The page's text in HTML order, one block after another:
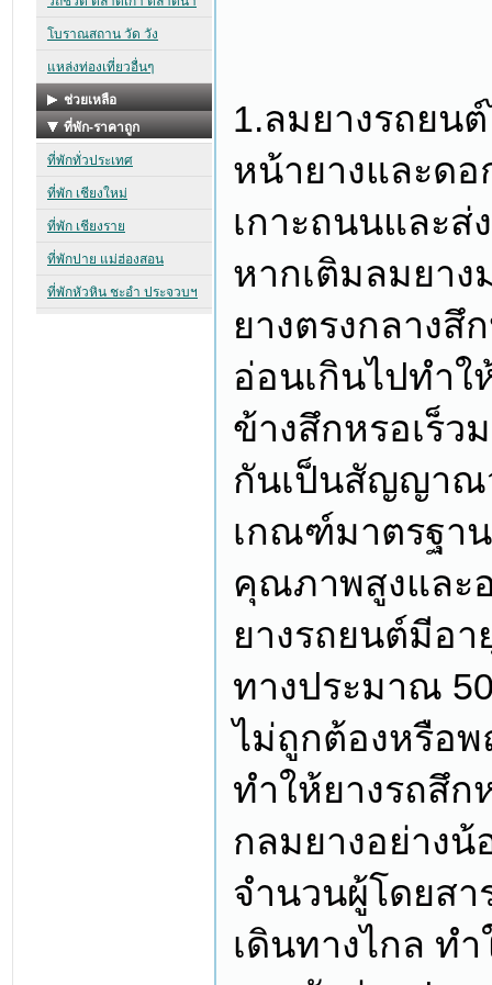
1.ลมยางรถยน
หน้ายางและด
เกาะถนนและ
หากเติมลมยา
ยางตรงกลางสึ
อ่อนเกินไปทำใ
ข้างสึกหรอเร็ว
กันเป็นสัญญาณ
เกณฑ์มาตรฐาน
คุณภาพสูงและ
ยางรถยนต์มีอา
ทางประมาณ
ไม่ถูกต้องหรือ
ทำให้ยางรถสึก
กลมยางอย่าง
จำนวนผู้โดยสา
เดินทางไกล ท